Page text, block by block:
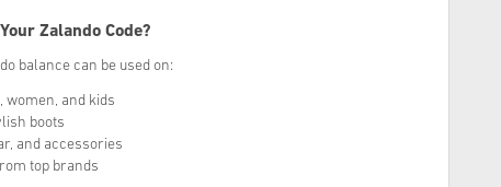
Zalando Code?
balance can be used on:
women, and kids
boots
and accessories
top brands